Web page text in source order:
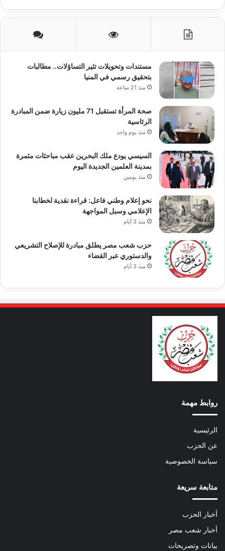
مستندات وتحويلات تثير التساؤلات.. مطالبات
بتحقيق رسمي في المنيا
منذ 21 ساعة
صحة المرأة تستقبل 71 مليون زيارة ضمن المبادرة
الرئاسية
منذ يوم واحد
السيسي يودع ملك البحرين عقب مباحثات مثمرة
بمدينة العلمين الجديدة اليوم
منذ يومين
نحو إعلام وطني فاعل: قراءة نقدية لخطابنا
الإعلامي وسبل المواجهة
منذ 3 أيام
حزب شعب مصر يطلق مبادرة للإصلاح التشريعي
والدستوري عبر القضاء
منذ 3 أيام
روابط مهمة
الرئيسية
عن الحزب
سياسة الخصوصية
متابعة سريعة
أخبار الحزب
أخبار شعب مصر
بيانات وتصريحات